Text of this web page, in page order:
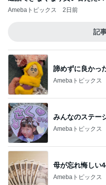
Amebaトピックス 2日前
記
諦めずに良かっ
Amebaトピックス
みんなのステー
Amebaトピックス
母が忘れ悔しい
Amebaトピックス